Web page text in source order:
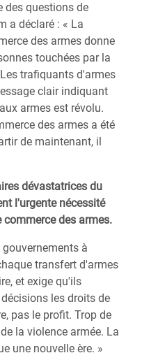
des questions de
a déclaré : « La
des armes donne
touchées par la
trafiquants d'armes
clair indiquant
armes est révolu.
des armes a été
de maintenant, il
dévastatrices du
l'urgente nécessité
des armes.
à
transfert d'armes
et exige qu'ils
les droits de
pas le profit. Trop de
la violence armée. La
une nouvelle ère. »